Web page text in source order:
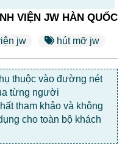
VIỆN JW HÀN QUỐC
jw hút mỡ jw
thuộc vào đường nét
từng người
tham khảo và không
cho toàn bộ khách